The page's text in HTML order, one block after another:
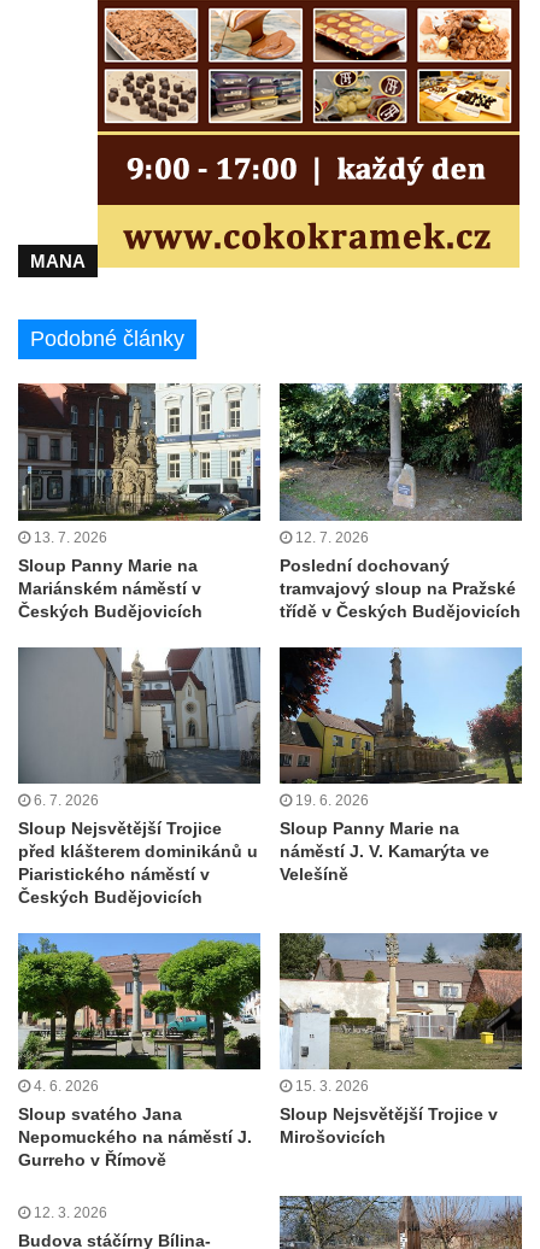
Ohří
Sloup Panny Marie s Ježíškem v Klášterci
nad Ohří
Sloup Panny Marie v Mimoni
Sloup Panny Marie v Mnichově Hradišti
Zbytek světeckého sloupu v Klášterci nad
Ohří
Sloup Nejsvětější Trojice v Žatci
Sloup se sochou Ukřižovaného v Žatci
Sloup Nejsvětější Trojice ve Stráži nad Ohří
Sloup Panny Marie Bolestné v Kralupech
nad Vltavou-Mikovicích
Sloup s kaplicí s reliéfy v Bílině
Sloup Panny Marie v Bílině
Sloup Nejsvětější Trojice v Ostrově
Sloup Panny Marie v Holanech
Sloup Panny Marie v Milhostově
Sloup Nejsvětější Trojice v Blíževedlech
Sloup Nejsvětější Trojice v Chomutově
Sloup svatého Floriána v Chomutově
Sloup Panny Marie v Lokti
Sloup Nejsvětější trojice v Lokti
Sloup Nejsvětější trojice v Krásně
Sloup Nejsvětější Trojice v Horním
Slavkově
Sloup Nejsvětější trojice ve Městě Touškově
Sloup Panny Marie v Plzni
Sloup Panny Marie ve Sloupu v Čechách
Panny Marie v Karlových Varech
MANA
Podobné články
13. 7. 2026
Sloup Panny Marie na
Mariánském náměstí v
Českých Budějovicích
12. 7. 2026
Poslední dochovaný
tramvajový sloup na Pražské
třídě v Českých Budějovicích
6. 7. 2026
Sloup Nejsvětější Trojice
před klášterem dominikánů u
Piaristického náměstí v
Českých Budějovicích
19. 6. 2026
Sloup Panny Marie na
náměstí J. V. Kamarýta ve
Velešíně
4. 6. 2026
Sloup svatého Jana
Nepomuckého na náměstí J.
Gurreho v Římově
15. 3. 2026
Sloup Nejsvětější Trojice v
Mirošovicích
12. 3. 2026
Budova stáčírny Bílina-